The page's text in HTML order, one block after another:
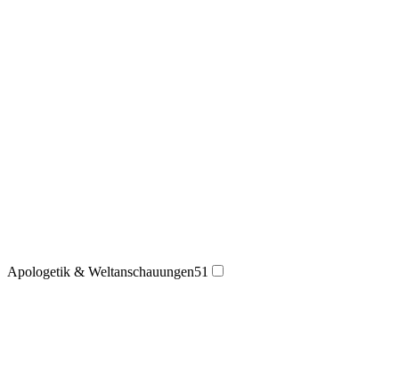
Apologetik & Weltanschauungen51